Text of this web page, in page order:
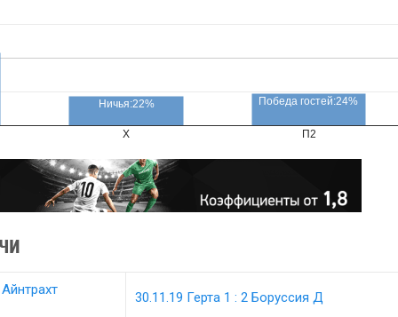
X П2
Ничья:22% Победа гостей:24%
30.11.19 Герта 1 : 2 Боруссия Д